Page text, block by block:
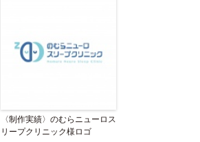
〈制作実績〉のむらニューロス
リープクリニック様ロゴ